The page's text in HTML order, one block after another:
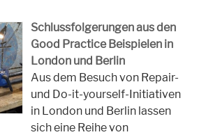
Schlussfolgerungen aus den
Good Practice Beispielen in
London und Berlin
Aus dem Besuch von Repair-
und Do-it-yourself-Initiativen
in London und Berlin lassen
sich eine Reihe von